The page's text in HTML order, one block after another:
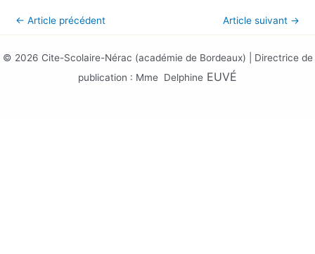
← Article précédent Article suivant →
© 2026 Cite-Scolaire-Nérac (académie de Bordeaux) | Directrice de
publication : Mme Delphine EUVÉ